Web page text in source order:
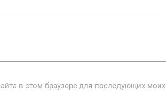
в этом браузере для последующих моих